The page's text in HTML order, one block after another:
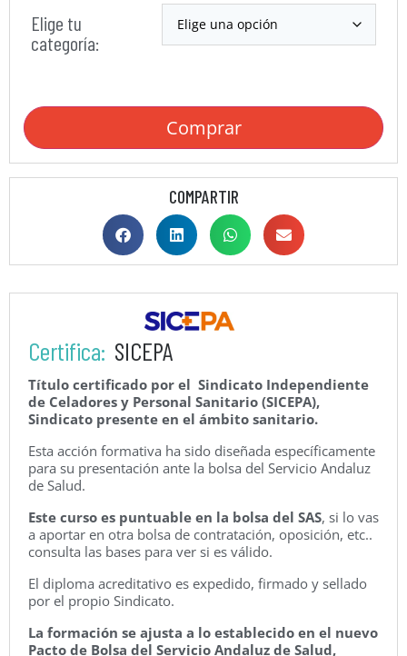
Elige tu
categoría:
Comprar
COMPARTIR
Certifica: SICEPA
Título certificado por el Sindicato Independiente
de Celadores y Personal Sanitario (SICEPA),
Sindicato presente en el ámbito sanitario.
Esta acción formativa ha sido diseñada específicamente
para su presentación ante la bolsa del Servicio Andaluz
de Salud.
Este curso es puntuable en la bolsa del SAS, si lo vas
a aportar en otra bolsa de contratación, oposición, etc..
consulta las bases para ver si es válido.
El diploma acreditativo es expedido, firmado y sellado
por el propio Sindicato.
La formación se ajusta a lo establecido en el nuevo
Pacto de Bolsa del Servicio Andaluz de Salud,